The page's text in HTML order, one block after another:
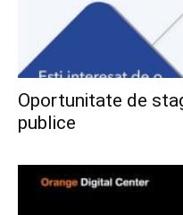
Oportunitate de
publice